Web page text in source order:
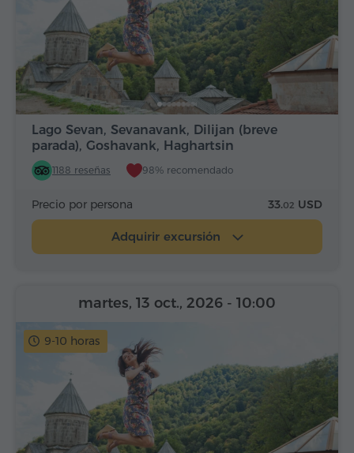
Lago Sevan, Sevanavank, Dilijan (breve
parada), Goshavank, Haghartsin
1188 reseñas 98% recomendado
Precio por persona 33.02 USD
Adquirir excursión
9-10 horas
martes, 13 oct., 2026 - 10:00